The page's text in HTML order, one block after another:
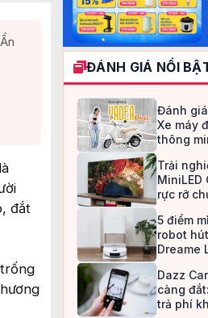
Ẩn
đắt
ĐÁNH GIÁ NỔI
Đánh giá
Xe máy
thông
Trải
MiniLED
rực rỡ
5 điểm
robot
Dreame
Dazz
càng
trả phí